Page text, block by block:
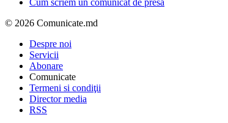
Cum scriem un comunicat de presă
© 2026 Comunicate.md
Despre noi
Servicii
Abonare
Comunicate
Termeni si condiţii
Director media
RSS